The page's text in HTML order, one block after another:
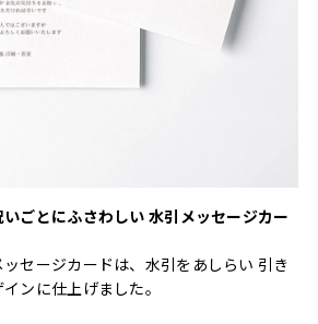
いごとにふさわしい 水引メッセージカー
セージカードは、水引をあしらい 引き
ンに仕上げました。